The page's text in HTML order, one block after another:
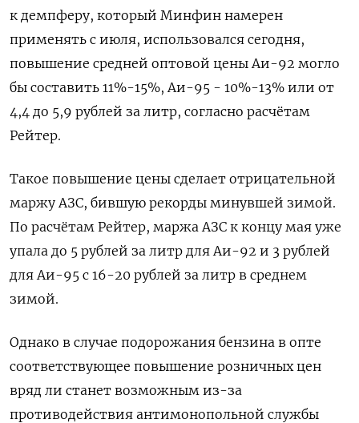
к демпферу, который Минфин намерен
применять с июля, использовался сегодня,
повышение средней оптовой цены Аи-92 могло
бы составить 11%-15%, Аи-95 - 10%-13% или от
4,4 до 5,9 рублей за литр, согласно расчётам
Рейтер.
Такое повышение цены сделает отрицательной
маржу АЗС, бившую рекорды минувшей зимой.
По расчётам Рейтер, маржа АЗС к концу мая уже
упала до 5 рублей за литр для Аи-92 и 3 рублей
для Аи-95 с 16-20 рублей за литр в среднем
зимой.
Однако в случае подорожания бензина в опте
соответствующее повышение розничных цен
вряд ли станет возможным из-за
противодействия антимонопольной службы